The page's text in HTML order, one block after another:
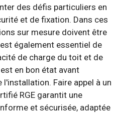
des défis particuliers en
et de fixation. Dans ces
sur mesure doivent être
également essentiel de
de charge du toit et de
en bon état avant
l'installation. Faire appel à un
RGE garantit une
et sécurisée, adaptée